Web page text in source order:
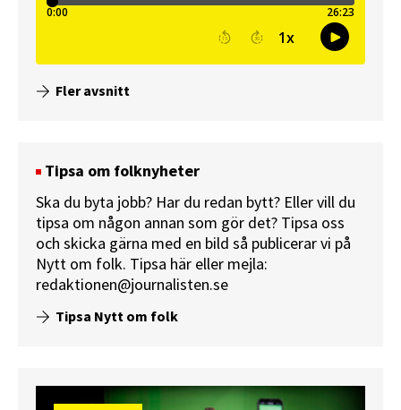
Fler avsnitt
Tipsa om folknyheter
Ska du byta jobb? Har du redan bytt? Eller vill du
tipsa om någon annan som gör det? Tipsa oss
och skicka gärna med en bild så publicerar vi på
Nytt om folk. Tipsa här eller mejla:
redaktionen@journalisten.se
Tipsa Nytt om folk